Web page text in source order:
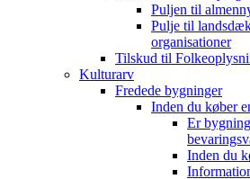
Puljen til
Pulje til
organisationer
Tilskud til
Kulturarv
Fredede bygninger
Inden du køber
Er
Inden du